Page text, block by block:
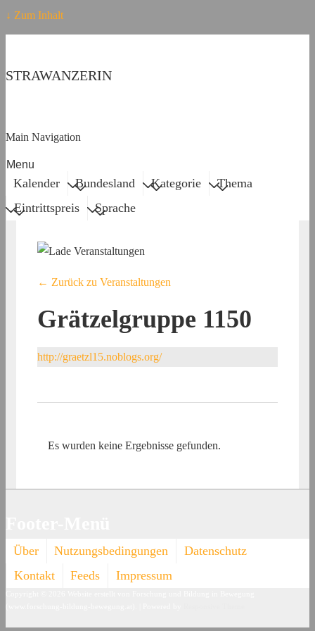
↓ Zum Inhalt
STRAWANZERIN
Main Navigation
Menu
Kalender Bundesland Kategorie
Thema
Eintrittspreis
Sprache
← Zurück zu Veranstaltungen
Grätzelgruppe 1150
http://graetzl15.noblogs.org/
Es wurden keine Ergebnisse gefunden.
Über Nutzungsbedingungen
Datenschutz
Kontakt
Feeds Impressum